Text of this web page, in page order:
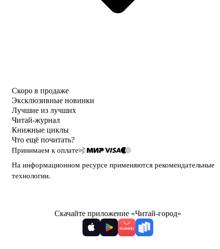
Скоро в продаже
Эксклюзивные новинки
Лучшие из лучших
Читай-журнал
Книжные циклы
Что ещё почитать?
Принимаем к оплате
На информационном ресурсе применяются рекомендательные
технологии.
Скачайте приложение «Читай-город»